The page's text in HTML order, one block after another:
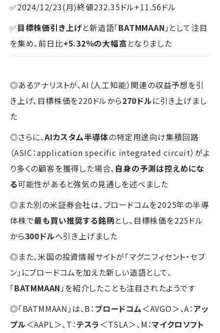
✅2024/12/23(月)終値232.35ドル+11.56ドル
✅目標株価引き上げと新造語「BATMMAAN 」として注目
を集め、前日比+5.32％の大幅高 となりました
◎あるアナリストが、AI（人工知能）関連の収益予想を引
き上げ、目標株価を220ドルから270ドルに引き上げまし
た
◎さらに、AIカスタム半導体の特定用途向け集積回路
（ASIC：application specific integrated circuit）がよ
り多くの顧客を獲得した場合、 自身の予測は控えめにな
る可能性があると強気の見通しを述べました
◎また別の米証券会社は、ブロードコムを2025年の半導
体株で最も買い推奨する銘柄とし、目標株価を225ドル
から300ドルへ引き上げました
◎また、米国の投資情報サイトが「マグニフィセント・セブ
ン」にブロードコムを加えた新しい造語として、
「BATMMAAN 」を紹介したことも注目されたようです
◎「BATMMAAN」は、B：ブロードコム＜AVGO＞、A：アッ
プル＜AAPL＞、T：テスラ ＜TSLA＞、M：マイクロソフト